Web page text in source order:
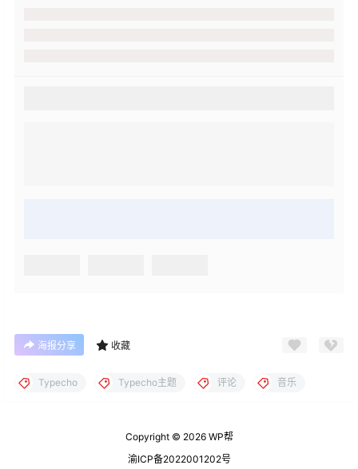
海报分享 收藏
Typecho Typecho主题 评论 音乐
Copyright © 2026WP帮
渝ICP备2022001202号